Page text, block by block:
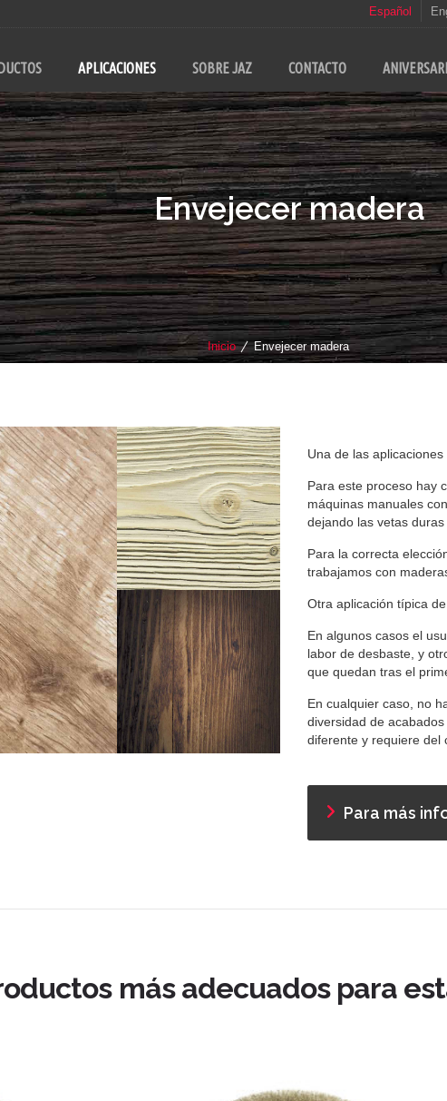
Español
APLICACIONES SOBRE JAZ CONTACTO
Envejecer madera
Inicio Envejecer madera
Una de las
Para este proceso hay
máquinas manuales
dejando las vetas duras
Para la correcta
trabajamos con
Otra aplicación típica
En algunos casos el
labor de desbaste, y
que quedan tras el
En cualquier caso, no
diversidad de
diferente y requiere del
Para más
más adecuados para